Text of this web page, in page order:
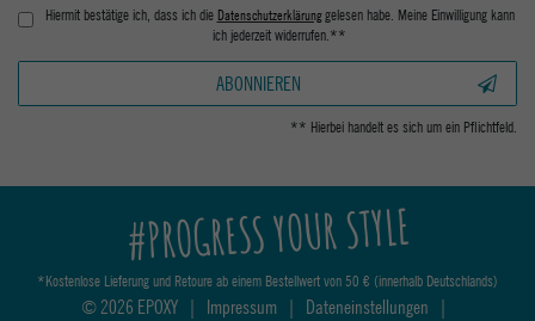
Hiermit bestätige ich, dass ich die Daten­schutz­erklärunggelesen habe. Meine Einwilligung kann
ich jederzeit widerrufen.**
ABONNIEREN
** Hierbei handelt es sich um ein Pflichtfeld.
#PROGRESS YOUR STYLE
*Kostenlose Lieferung und Retoure ab einem Bestellwert von 50 € (innerhalb Deutschlands)
© 2026 EPOXY | Impressum | Dateneinstellungen |